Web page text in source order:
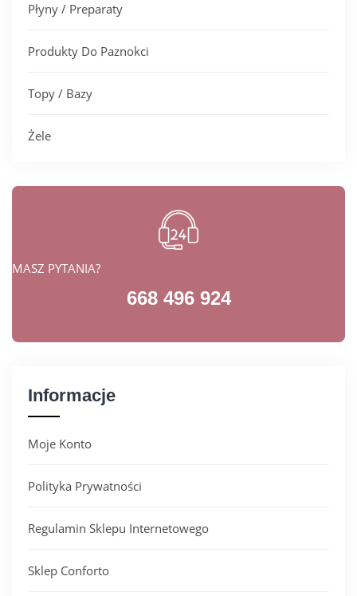
Płyny / Preparaty
Produkty Do Paznokci
Topy / Bazy
Żele
MASZ PYTANIA?
668 496 924
Informacje
Moje Konto
Polityka Prywatności
Regulamin Sklepu Internetowego
Sklep Conforto